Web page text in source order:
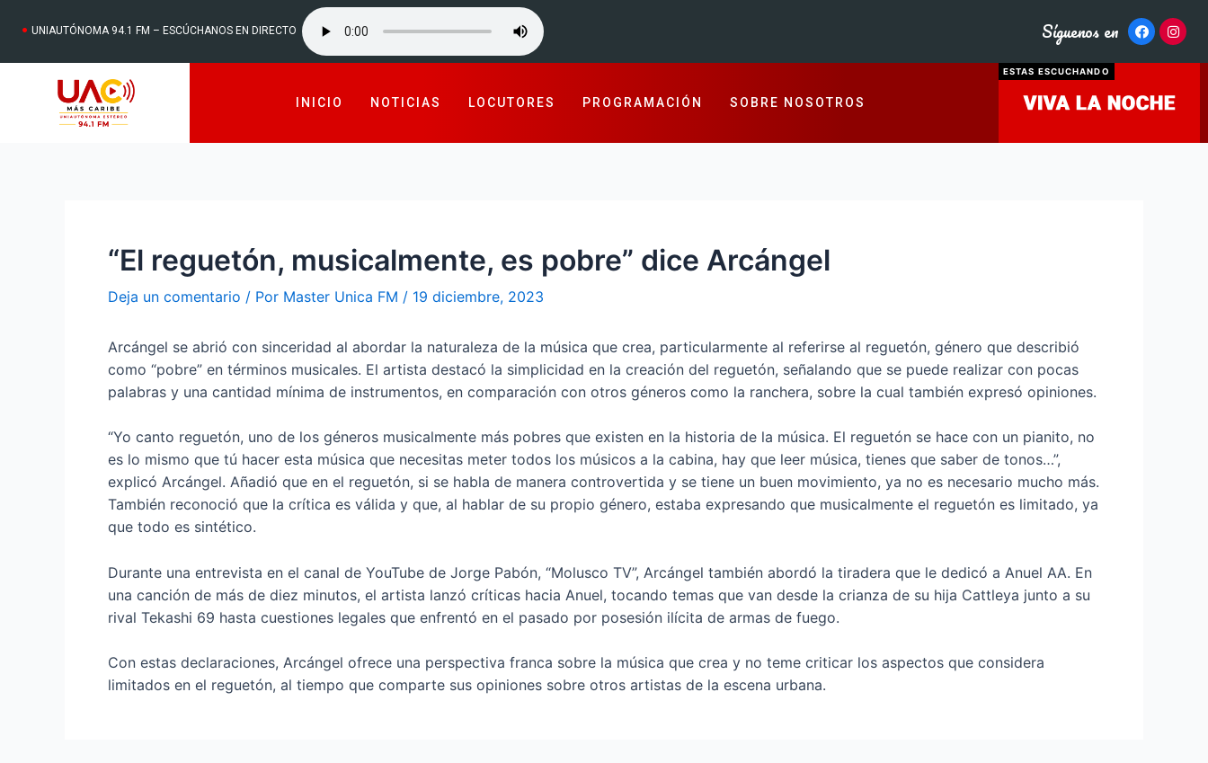
UNIAUTÓNOMA 94.1 FM – ESCÚCHANOS EN DIRECTO Síguenos en
INICIO NOTICIAS LOCUTORES PROGRAMACIÓN SOBRE NOSOTROS
ESTAS ESCUCHANDO
“El reguetón, musicalmente, es pobre” dice Arcángel
Deja un comentario / Por Master Unica FM / 19 diciembre, 2023
Arcángel se abrió con sinceridad al abordar la naturaleza de la música que crea, particularmente al referirse al reguetón, género que describió
como “pobre” en términos musicales. El artista destacó la simplicidad en la creación del reguetón, señalando que se puede realizar con pocas
palabras y una cantidad mínima de instrumentos, en comparación con otros géneros como la ranchera, sobre la cual también expresó opiniones.
“Yo canto reguetón, uno de los géneros musicalmente más pobres que existen en la historia de la música. El reguetón se hace con un pianito, no
es lo mismo que tú hacer esta música que necesitas meter todos los músicos a la cabina, hay que leer música, tienes que saber de tonos…”,
explicó Arcángel. Añadió que en el reguetón, si se habla de manera controvertida y se tiene un buen movimiento, ya no es necesario mucho más.
También reconoció que la crítica es válida y que, al hablar de su propio género, estaba expresando que musicalmente el reguetón es limitado, ya
que todo es sintético.
Durante una entrevista en el canal de YouTube de Jorge Pabón, “Molusco TV”, Arcángel también abordó la tiradera que le dedicó a Anuel AA. En
una canción de más de diez minutos, el artista lanzó críticas hacia Anuel, tocando temas que van desde la crianza de su hija Cattleya junto a su
rival Tekashi 69 hasta cuestiones legales que enfrentó en el pasado por posesión ilícita de armas de fuego.
Con estas declaraciones, Arcángel ofrece una perspectiva franca sobre la música que crea y no teme criticar los aspectos que considera
limitados en el reguetón, al tiempo que comparte sus opiniones sobre otros artistas de la escena urbana.